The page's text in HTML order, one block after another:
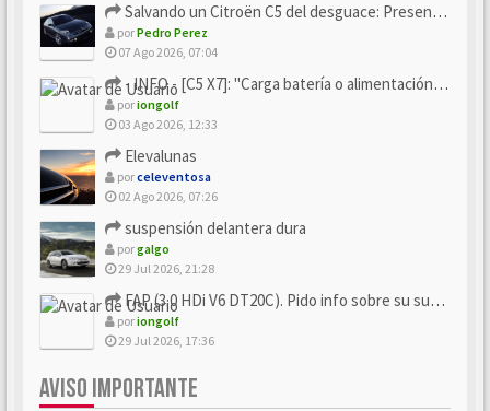
Salvando un Citroën C5 del desguace: Presentación y seguimiento
porPedro Perez
07 Ago 2026, 07:04
- INFO - [C5 X7]: "Carga batería o alimentación eléctri...
poriongolf
03 Ago 2026, 12:33
Elevalunas
porceleventosa
02 Ago 2026, 07:26
suspensión delantera dura
porgalgo
29 Jul 2026, 21:28
FAP (3.0 HDi V6 DT20C). Pido info sobre su sustitución
poriongolf
29 Jul 2026, 17:36
AVISO IMPORTANTE